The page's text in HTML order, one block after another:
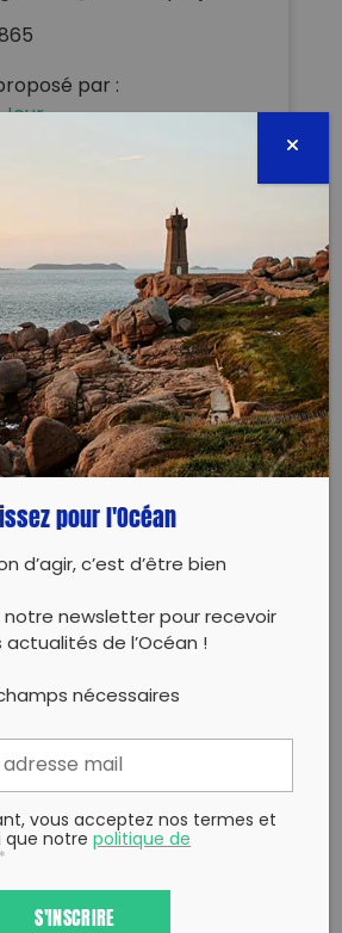
par :
13h
mais n’hésite pas à ramener
joint aux Amis du Vallon des
pour enlever un max de déchets
!
par un apéro des
es à participer à cette
pour l'Océan
d’agir, c’est d’être bien
notre newsletter pour recevoir
de l’Océan !
nécessaires
vous acceptez nos termes et
que notrepolitique de
*
S'INSCRIRE